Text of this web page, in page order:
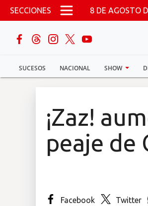
Pasar al contenido principal
SECCIONES 8 DE AGOSTO
SUCESOS NACIONAL SHOW
buscar
Sucesos
¡Zaz!
peaje de
Facebook Twitter